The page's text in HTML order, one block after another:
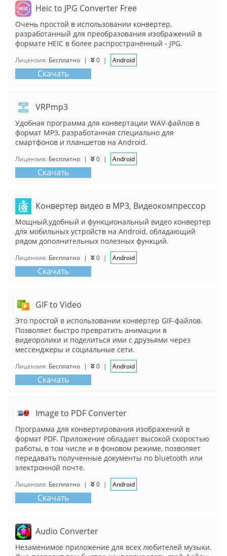
Heic to JPG Converter Free
Очень простой в использовании конвертер,
разработанный для преобразования изображений в
формате HEIC в более распространённый - JPG.
Лицензия: Бесплатно | 0 | Android
Скачать
VRPmp3
Удобная программа для конвертации WAV-файлов в
формат MP3, разработанная специально для
смартфонов и планшетов на Android.
Лицензия: Бесплатно | 0 | Android
Скачать
Конвертер видео в MP3, Видеокомпрессор
Мощный,удобный и функциональный видео конвертер
для мобильных устройств на Android, обладающий
рядом дополнительных полезных функций.
Лицензия: Бесплатно | 0 | Android
Скачать
GIF to Video
Это простой в использовании конвертер GIF-файлов.
Позволяет быстро превратить анимации в
видеоролики и поделиться ими с друзьями через
мессенджеры и социальные сети.
Лицензия: Бесплатно | 0 | Android
Скачать
Image to PDF Converter
Программа для конвертирования изображений в
формат PDF. Приложение обладает высокой скоростью
работы, в том числе и в фоновом режиме, позволяет
передавать полученные документы по bluetooth или
электронной почте.
Лицензия: Бесплатно | 0 | Android
Скачать
Audio Converter
Незаменимое приложение для всех любителей музыки.